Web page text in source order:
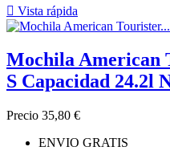
 Vista rápida
Mochila American
S Capacidad 24.2l
Precio 35,80 €
ENVIO GRATIS